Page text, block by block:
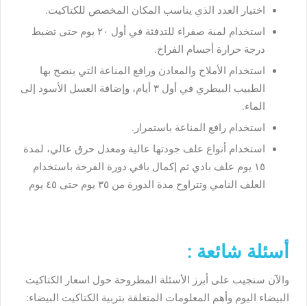
اختيار العدد الذي يناسب المكان المخصص للكتاكيت.
استخدام لمبة صفراء للتدفئة في أول ٢٠ يوم حتى تضبط
درجة حرارة أجسام الفراخ.
استخدام الأملاح والمعادن ورافع المناعة التي ينصح بها
الطبيب البيطري في أول ٣ أيام، وإضافة العسل الأسود إلى
الماء.
استخدام رافع المناعة باستمرار.
استخدام أنواع علف جودتها عالية ومعدل حرق عالي، لمدة
١٥ يوم علف بادي ثم إكمال باقي دورة الفرخة باستخدام
العلف النامي وتتراوح مدة الدورة من ٣٥ يوم حتى ٤٥ يوم
أسئلة شائعة :
والآن سنجيب على أبرز الأسئلة المطروحة حول اسعار الكتاكيت
البيضاء اليوم وأهم المعلومات المتعلقة بتربية الكتاكيت البيضاء: